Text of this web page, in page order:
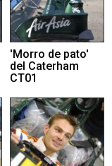
'Morro de pato'
del Caterham
CT01